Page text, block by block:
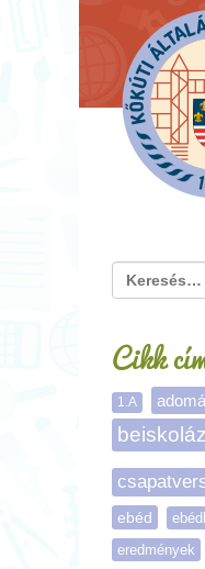
Cikk
1.A
ebéd
eredmények